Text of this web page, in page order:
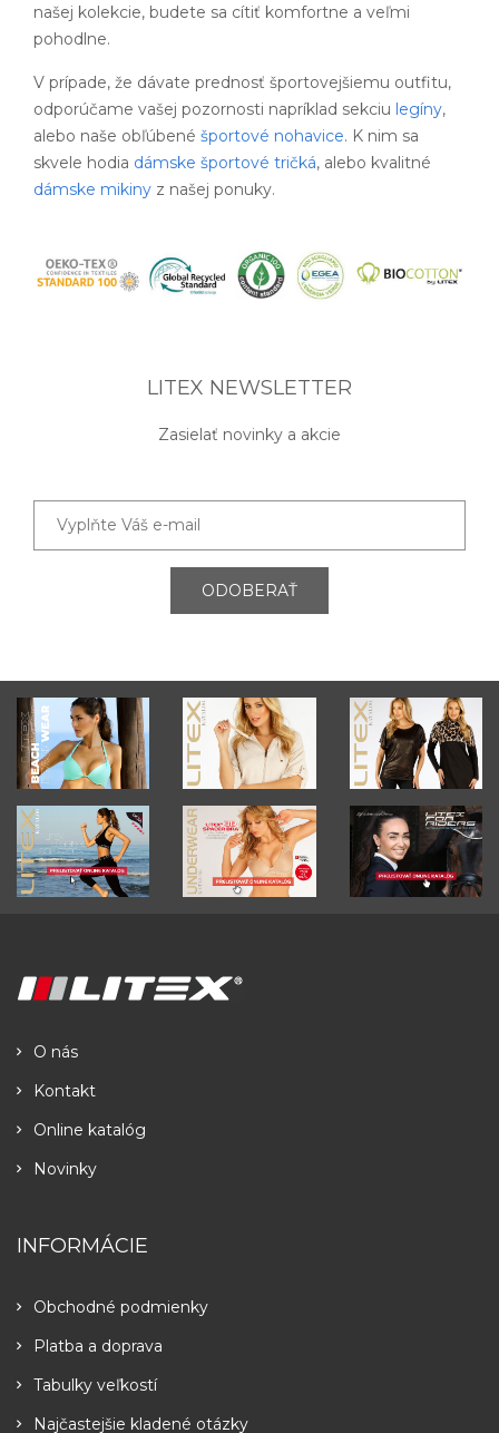
našej kolekcie, budete sa cítiť komfortne a veľmi
pohodlne.
V prípade, že dávate prednosť športovejšiemu outfitu,
odporúčame vašej pozornosti napríklad sekciu legíny,
alebo naše obľúbené športové nohavice. K nim sa
skvele hodia dámske športové tričká, alebo kvalitné
dámske mikiny z našej ponuky.
LITEX NEWSLETTER
Zasielať novinky a akcie
ODOBERAŤ
O nás
Kontakt
Online katalóg
Novinky
INFORMÁCIE
Obchodné podmienky
Platba a doprava
Tabulky veľkostí
Najčastejšie kladené otázky